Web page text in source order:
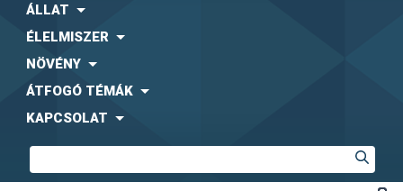
ÁLLAT
ÉLELMISZER
NÖVÉNY
ÁTFOGÓ TÉMÁK
KAPCSOLAT